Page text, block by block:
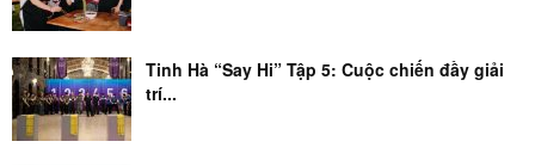
Tinh Hà “Say Hi” Tập 5: Cuộc chiến đầy giải
trí...